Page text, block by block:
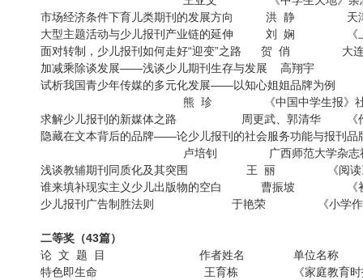
市场经济条件下育儿类期刊的发展方向 洪 静
大型主题活动与少儿报刊产业链的延伸 刘 娴 《
面对转制，少儿报刊如何走好“迎变”之路 贺 俏
加减乘除谈发展——浅谈少儿期刊生存与发展 高翔宇
试析我国青少年传媒的多元化发展——以知心姐姐品牌
熊 珍 《中国中学生报》
求解少儿报刊的新媒体之路 周更武、郭清华
隐藏在文本背后的品牌——论少儿报刊的社会服务功
卢培钊 广西师范大学杂
浅谈教辅期刊同质化及其突围 王 丽 《阅
谁来填补现实主义少儿出版物的空白 曹振坡
少儿报刊广告制胜法则 于艳荣 《小学作文
二等奖（43篇）
论 文 题 目 作者姓名 单位名称
特色即生命 王育栋 《家庭教育时